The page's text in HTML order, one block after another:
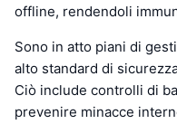
offline, rendendoli
Sono in atto piani di
alto standard di
Ciò include controlli di
prevenire minacce